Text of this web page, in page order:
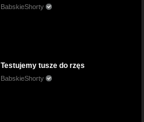
BabskieShorty
Testujemy tusze do rzęs
BabskieShorty